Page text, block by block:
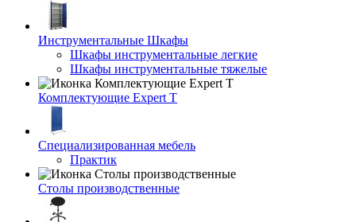
Инструментальные Шкафы
Шкафы инструментальные легкие
Шкафы инструментальные тяжелые
Комплектующие Expert T
Специализированная мебель
Практик
Столы производственные